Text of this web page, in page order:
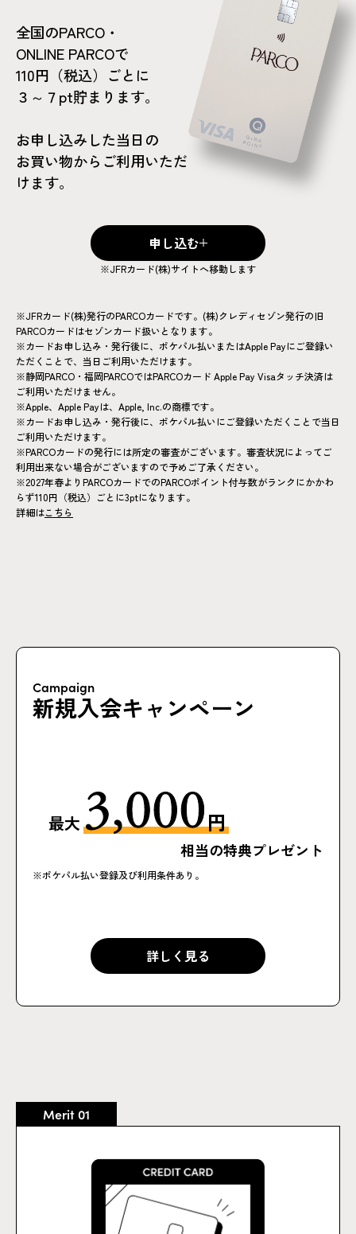
全国のPARCO・
ONLINE PARCOで
110円（税込）ごとに
３～７pt貯まります。
お申し込みした当日の
お買い物からご利用いただ
けます。
申し込む
申し込む
※JFRカード(株)サイトへ移動します
※JFRカード(株)発行のPARCOカードです。(株)クレディセゾン発行の旧
PARCOカードはセゾンカード扱いとなります。
※カードお申し込み・発行後に、ポケパル払いまたはApple Payにご登録い
ただくことで、当日ご利用いただけます。​
※静岡PARCO・福岡PARCOではPARCOカード Apple Pay Visaタッチ決済は
ご利用いただけません。
※Apple、Apple Payは、Apple, Inc.の商標です。
※カードお申し込み・発行後に、ポケパル払いにご登録いただくことで当日
ご利用いただけます。
※PARCOカードの発行には所定の審査がございます。審査状況によってご
利用出来ない場合がございますので予めご了承ください。
※2027年春よりPARCOカードでのPARCOポイント付与数がランクにかかわ
らず110円（税込）ごとに3ptになります。
詳細はこちら
Campaign
新規入会キャンペーン
最大 円
相当の特典プレゼント
※ポケパル払い登録及び利用条件あり。
詳しく見る
詳しく見る
Merit 01